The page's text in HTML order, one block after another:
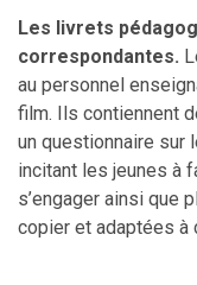
Les livrets
correspondantes.
au personnel
film. Ils contiennent
un questionnaire sur
incitant les jeunes à
s’engager ainsi que
copier et adaptées à